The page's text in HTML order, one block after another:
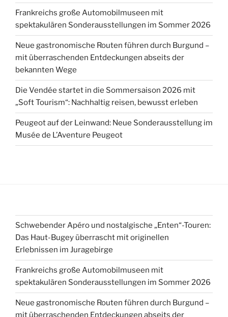
Frankreichs große Automobilmuseen mit
spektakulären Sonderausstellungen im Sommer 2026
Neue gastronomische Routen führen durch Burgund –
mit überraschenden Entdeckungen abseits der
bekannten Wege
Die Vendée startet in die Sommersaison 2026 mit
„Soft Tourism“: Nachhaltig reisen, bewusst erleben
Peugeot auf der Leinwand: Neue Sonderausstellung im
Musée de L’Aventure Peugeot
Schwebender Apéro und nostalgische „Enten“-Touren:
Das Haut-Bugey überrascht mit originellen
Erlebnissen im Juragebirge
Frankreichs große Automobilmuseen mit
spektakulären Sonderausstellungen im Sommer 2026
Neue gastronomische Routen führen durch Burgund –
mit überraschenden Entdeckungen abseits der